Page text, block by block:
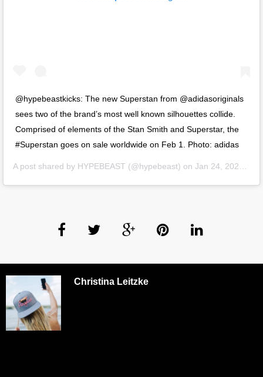
@hypebeastkicks: The new Superstan from @adidasoriginals
sees two of the brand’s most well known silhouettes collide.
Comprised of elements of the Stan Smith and Superstar, the
#Superstan goes on sale worldwide on Feb 1.⁠ Photo: adidas
A post shared by HYPEBEAST (@hypebeast) on Jan 24, 2020 at 2:45pm PST
Christina Leitzke